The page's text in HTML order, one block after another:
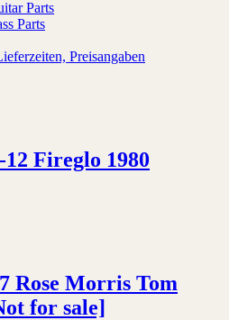
Parts
Parts
Preisangaben
Fireglo 1980
Rose Morris Tom
for sale]